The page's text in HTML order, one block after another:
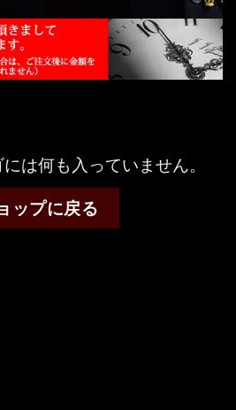
は何も入っていません。
ップに戻る